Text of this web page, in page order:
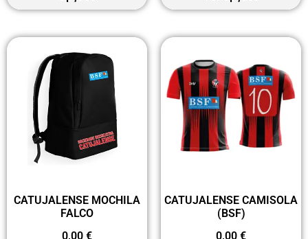
CATUJALENSE MOCHILA
FALCO
0,00 €
CATUJALENSE CAMISOLA
(BSF)
0,00 €